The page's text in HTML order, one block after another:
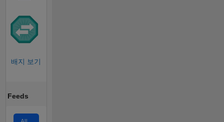
배지 보기
Feeds